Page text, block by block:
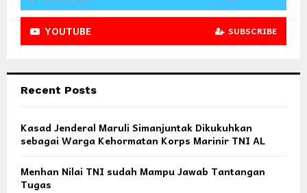
YOUTUBE SUBSCRIBE
Recent Posts
Kasad Jenderal Maruli Simanjuntak Dikukuhkan
sebagai Warga Kehormatan Korps Marinir TNI AL
Menhan Nilai TNI sudah Mampu Jawab Tantangan
Tugas